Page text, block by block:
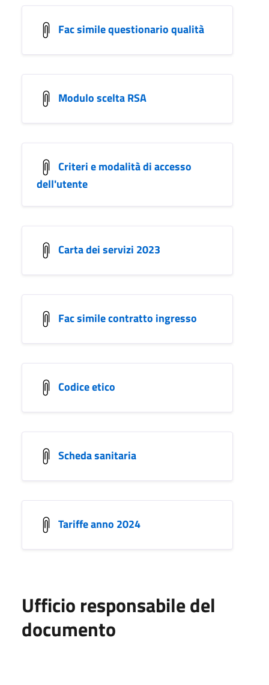
Fac simile questionario qualità
Modulo scelta RSA
Criteri e modalità di accesso
dell'utente
Carta dei servizi 2023
Fac simile contratto ingresso
Codice etico
Scheda sanitaria
Tariffe anno 2024
Ufficio responsabile del
documento